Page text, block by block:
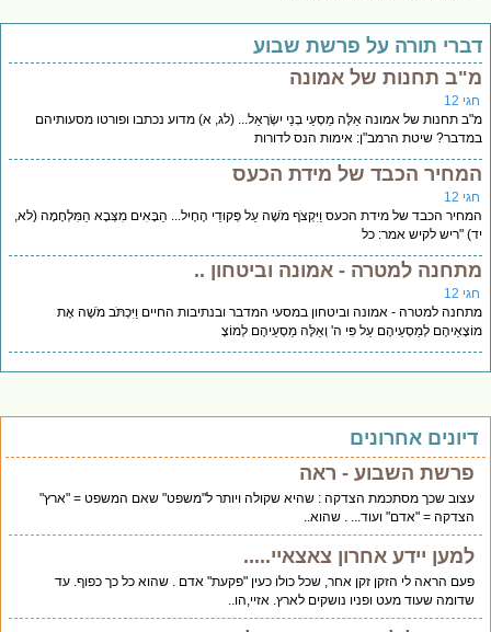
תורה על פרשת שבוע
תחנות של אמונה
12
תחנות של אמונה אֵלֶּה מַסְעֵי בְנֵי יִשְׂרָאֵל... (לג, א) מדוע נכתבו ופורטו מסעותיהם
שיטת הרמב"ן: אימות הנס לדורות
הכבד של מידת הכעס
12
הכבד של מידת הכעס וַיִּקְצֹף מֹשֶׁה עַל פְּקוּדֵי הֶחָיִל... הַבָּאִים מִצְּבָא הַמִּלְחָמָה (לא,
"ריש לקיש אמר: כל
למטרה - אמונה וביטחון ..
12
למטרה - אמונה וביטחון במסעי המדבר ובנתיבות החיים וַיִּכְתֹּב מֹשֶׁה אֶת
לְמַסְעֵיהֶם עַל פִּי ה' וְאֵלֶּה מַסְעֵיהֶם לְמוֹצָ
אחרונים
פרשת השבוע - ראה
עצוב שכך מסתכמת הצדקה : שהיא שקולה ויותר ל"משפט" שאם המשפט = "ארץ"
הצדקה = "אדם" ועוד... . שהוא..
למען יידע אחרון צאצאיי.....
פעם הראה לי הזקן זקן אחר, שכל כולו כעין "פקעת" אדם . שהוא כל כך כפוף. עד
שדומה שעוד מעט ופניו נושקים לארץ. אזיי,הו..